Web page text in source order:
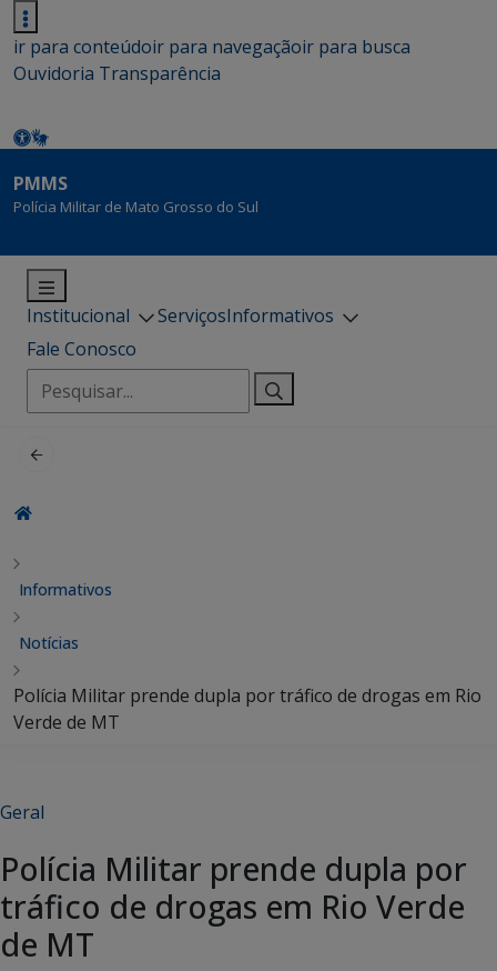
ir para conteúdoir para navegaçãoir para busca
Ouvidoria Transparência
PMMS
Polícia Militar de Mato Grosso do Sul
Institucional ServiçosInformativos
Fale Conosco
Pesquisar
por:
Informativos
Notícias
Polícia Militar prende dupla por tráfico de drogas em Rio
Verde de MT
Geral
Polícia Militar prende dupla por
tráfico de drogas em Rio Verde
de MT